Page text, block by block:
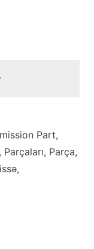
Part,
Parça,